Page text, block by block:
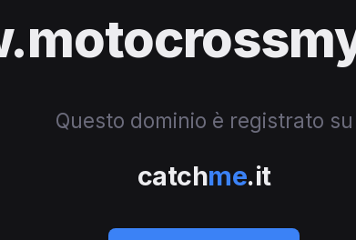
Questo dominio è registrato su
catchme.it